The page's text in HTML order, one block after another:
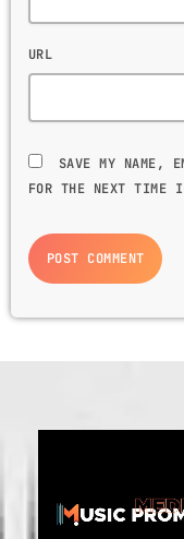
URL
SAVE MY NAME,
FOR THE NEXT TIME I